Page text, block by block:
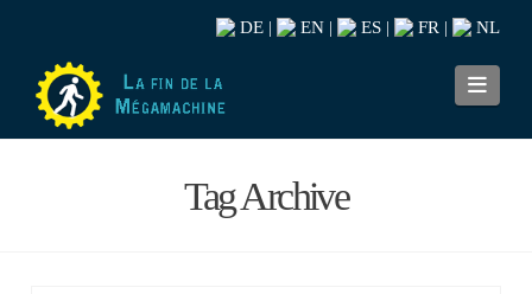
DE EN ES FR NL
Tag Archive